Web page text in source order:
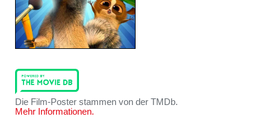
Die Film-Poster stammen von der TMDb.
Mehr Informationen.